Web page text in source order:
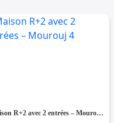
Maison R+2 avec 2 entrées – Mourouj 4